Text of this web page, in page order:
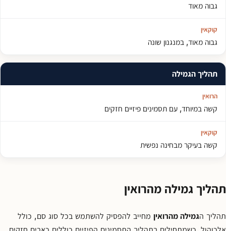
גבוה מאוד
גבוה מאוד, במנגנון שונה
תהליך הגמילה
קשה במיוחד, עם תסמינים פיזיים חזקים
קשה בעיקר מבחינה נפשית
תהליך גמילה מהרואין
תהליך הגמילה מהרואין מחייב להפסיק להשתמש בכל סוג סם, כולל